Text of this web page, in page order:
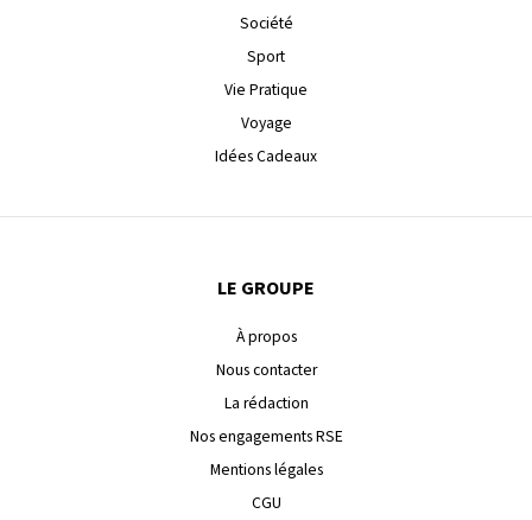
Société
Sport
Vie Pratique
Voyage
Idées Cadeaux
LE GROUPE
À propos
Nous contacter
La rédaction
Nos engagements RSE
Mentions légales
CGU